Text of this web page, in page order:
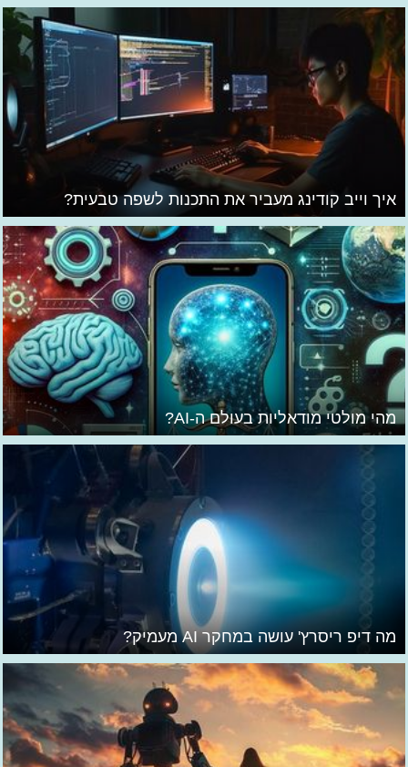
איך וייב קודינג מעביר את התכנות לשפה טבעית?
מהי מולטי מודאליות בעולם ה-AI?
מה דיפ ריסרץ' עושה במחקר AI מעמיק?